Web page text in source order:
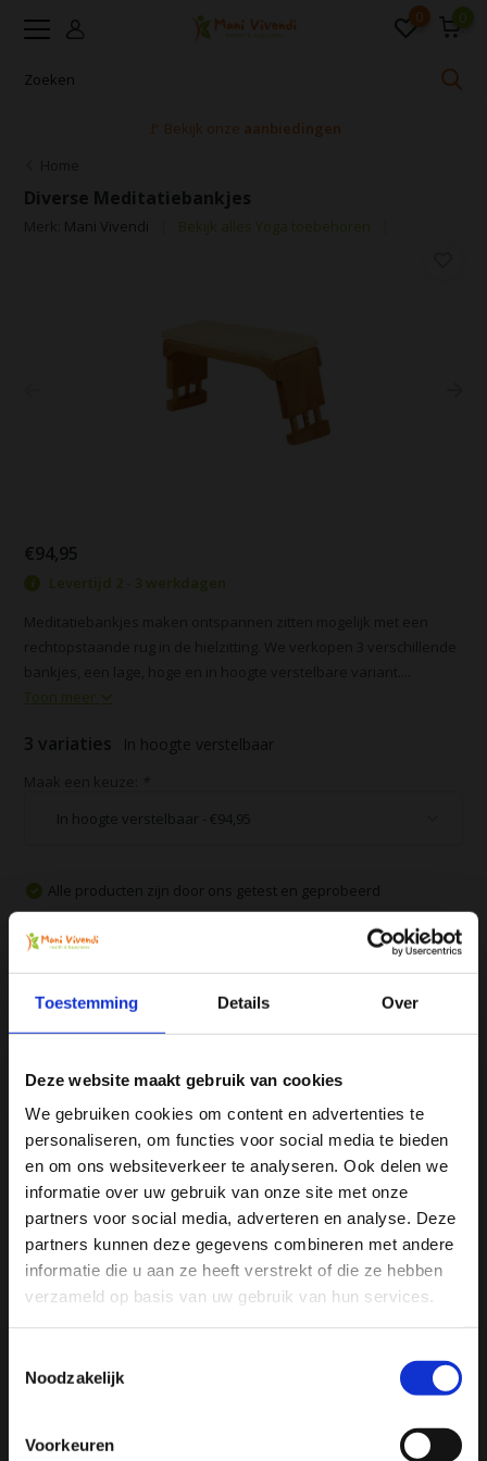
Toestemming Details Over
Deze website maakt gebruik van cookies
We gebruiken cookies om content en advertenties te
personaliseren, om functies voor social media te bieden
en om ons websiteverkeer te analyseren. Ook delen we
informatie over uw gebruik van onze site met onze
partners voor social media, adverteren en analyse. Deze
partners kunnen deze gegevens combineren met andere
informatie die u aan ze heeft verstrekt of die ze hebben
verzameld op basis van uw gebruik van hun services.
Noodzakelijk
Voorkeuren
0 0
🚩 Bekijk onze aanbiedingen
Diverse Meditatiebankjes
Mani Vivendi Bekijk alles Yoga toebehoren
€94,95
Levertijd 2 - 3 werkdagen
Toon meer
3 variaties In hoogte verstelbaar
Alle producten zijn door ons getest en geprobeerd
Gratis verzending vanaf € 75
Vergelijk
Productomschrijving
Specificaties
Reviews
Mani Vivendi gezondheidsproducten: Net dat
Ja, ik wil 5% korting op mijn
volgende bestelling!
Ontvang direct 5% kortingop je volgende aankoop en
profiteer maandelijks van hoge kortingen door je te
abonneren op onze leuke nieuwsbrief! 😀